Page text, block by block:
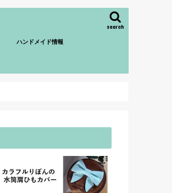
search
ハンドメイド情報